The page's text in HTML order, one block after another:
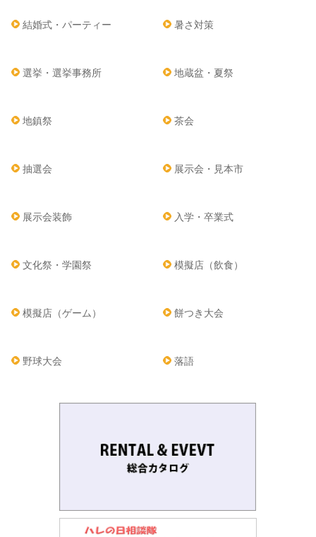
結婚式・パーティー 暑さ対策
選挙・選挙事務所 地蔵盆・夏祭
地鎮祭 茶会
抽選会 展示会・見本市
展示会装飾 入学・卒業式
文化祭・学園祭 模擬店（飲食）
模擬店（ゲーム） 餅つき大会
野球大会 落語